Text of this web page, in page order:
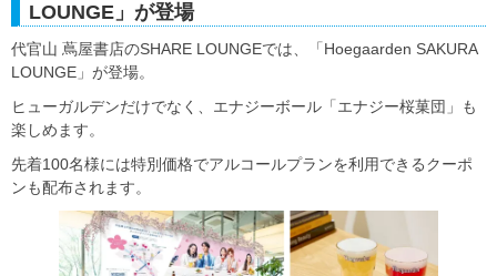
LOUNGE」が登場
代官山 蔦屋書店のSHARE LOUNGEでは、「Hoegaarden SAKURA
LOUNGE」が登場。
ヒューガルデンだけでなく、エナジーボール「エナジー桜菓団」も
楽しめます。
先着100名様には特別価格でアルコールプランを利用できるクーポ
ンも配布されます。